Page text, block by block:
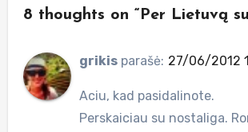
8 thoughts on “Per Lietuvą
grikis parašė: 27/06/2012
Aciu, kad pasidalinote.
Perskaiciau su nostaliga.